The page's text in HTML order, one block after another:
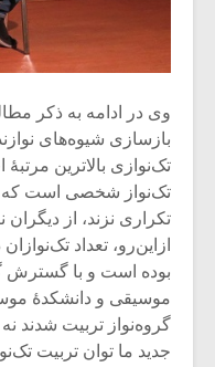
وی در ادامه به ذکر
بازسازی شیوه‌های
تک‌نوازی بالاترین
تک‌نواز شخصی است که
تکراری نزند، از
ازاین‌رو، تعداد
بوده است و با گسترش
موسیقی و دانشکدۀ
گروه‌نواز تربیت شدند
جدید ما توان تربیت